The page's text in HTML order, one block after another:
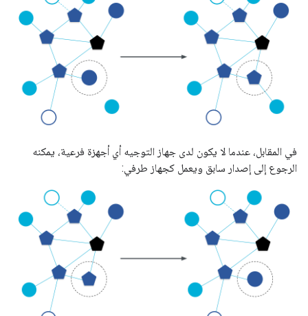
في المقابل، عندما لا يكون لدى جهاز التوجيه أي أجهزة فرعية، يمكنه
الرجوع إلى إصدار سابق ويعمل كجهاز طرفي: